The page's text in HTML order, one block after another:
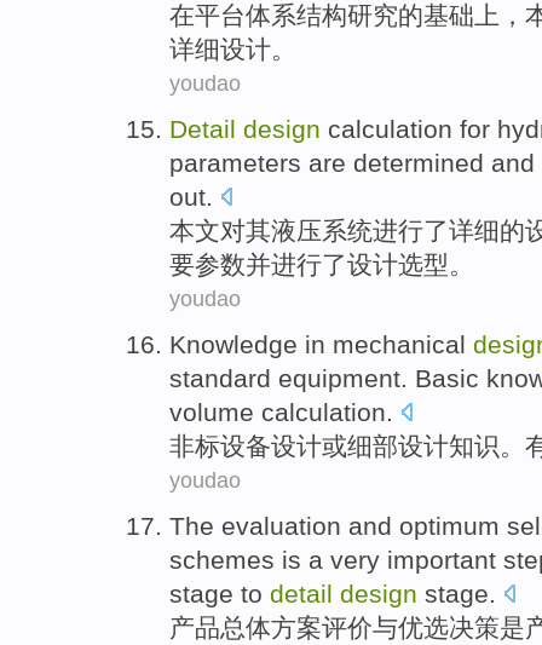
在平台体系结构研究的基础 上 ，
详细设计。
youdao
Detail design calculation for
parameters are determined and
out.
本文对其液压系统进行了详细的
要参数并进行了设计选型。
youdao
Knowledge in mechanical
standard equipment. Basic
volume calculation.
非标设备设计或细部设计知识。
youdao
The evaluation and optimum
schemes is a very important
stage to detail design stage.
产品总体方案评价与优选决策是